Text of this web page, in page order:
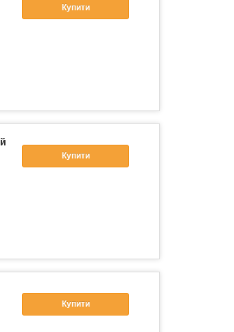
Купити
Купити
Купити